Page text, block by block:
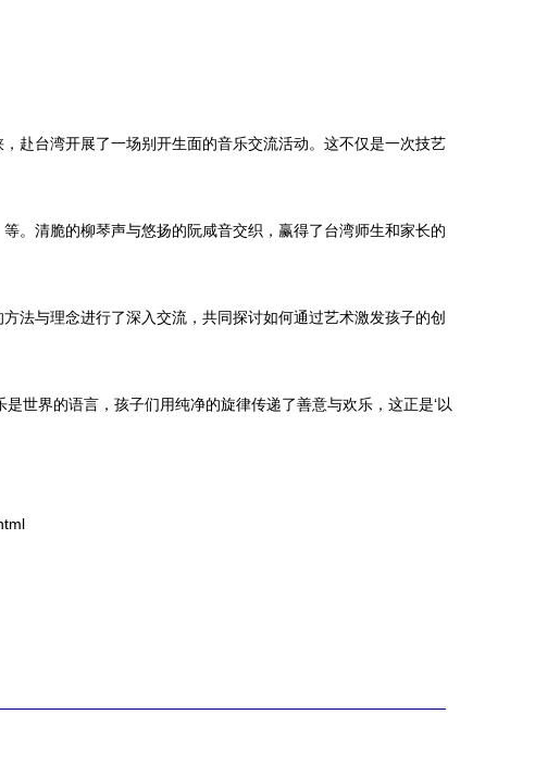
赴台湾开展了一场别开生面的音乐交流活动。这不仅是一次技艺
。清脆的柳琴声与悠扬的阮咸音交织，赢得了台湾师生和家长的
法与理念进行了深入交流，共同探讨如何通过艺术激发孩子的创
世界的语言，孩子们用纯净的旋律传递了善意与欢乐，这正是‘以